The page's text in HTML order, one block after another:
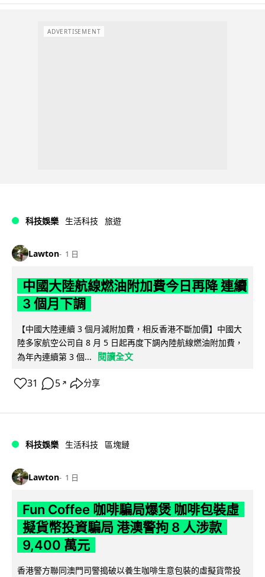
ADVERTISEMENT
科技娛樂 生活科技 旅遊
Lawton 1 日
中國大陸航線燃油附加費今日再降 連續
3 個月下調
【中國大陸連續 3 個月減附加費，相反香港不斷加價】中國大
陸多家航空公司自 8 月 5 日起再度下調內陸航線燃油附加費，
為年內連續第 3 個...
閱讀全文
31 5 ↗ 分享
科技娛樂 生活科技 區塊鏈
Lawton 1 日
Fun Coffee 咖啡騙局爆煲 咖啡包裝虛
擬貨幣投資騙局 港澳警拘 8 人涉款
9,400 萬元
香港警方聯同澳門司警搗破以養生咖啡生意包裝的虛擬貨幣投